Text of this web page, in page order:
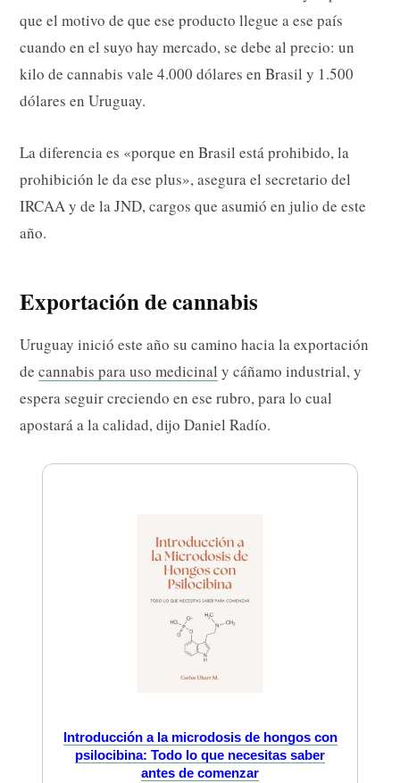
que el motivo de que ese producto llegue a ese país
cuando en el suyo hay mercado, se debe al precio: un
kilo de cannabis vale 4.000 dólares en Brasil y 1.500
dólares en Uruguay.
La diferencia es «porque en Brasil está prohibido, la
prohibición le da ese plus», asegura el secretario del
IRCAA y de la JND, cargos que asumió en julio de este
año.
Exportación de cannabis
Uruguay inició este año su camino hacia la exportación
de cannabis para uso medicinal y cáñamo industrial, y
espera seguir creciendo en ese rubro, para lo cual
apostará a la calidad, dijo Daniel Radío.
Introducción a la microdosis de hongos con
psilocibina: Todo lo que necesitas saber
antes de comenzar